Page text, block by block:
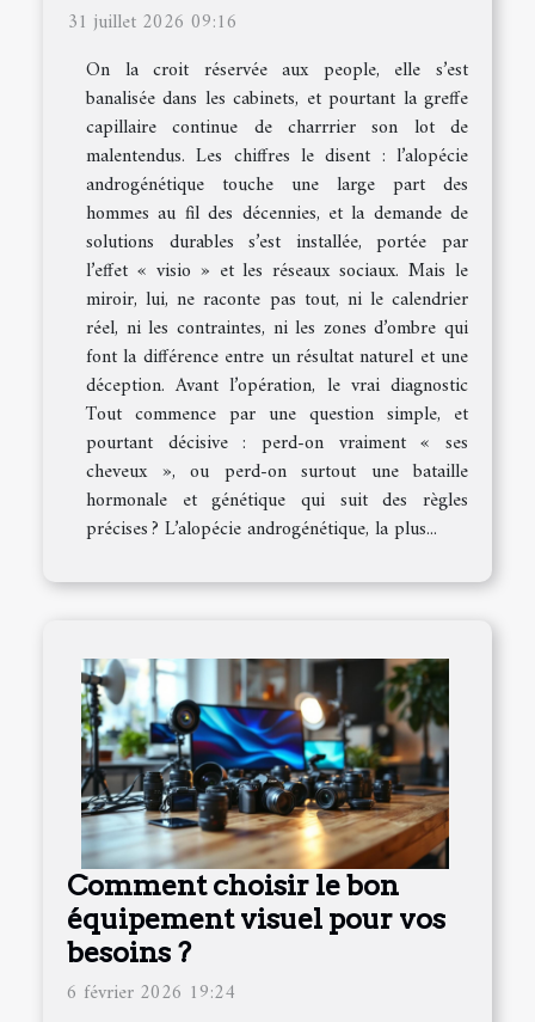
31 juillet 2026 09:16
On la croit réservée aux people, elle s’est
banalisée dans les cabinets, et pourtant la greffe
capillaire continue de charrrier son lot de
malentendus. Les chiffres le disent : l’alopécie
androgénétique touche une large part des
hommes au fil des décennies, et la demande de
solutions durables s’est installée, portée par
l’effet « visio » et les réseaux sociaux. Mais le
miroir, lui, ne raconte pas tout, ni le calendrier
réel, ni les contraintes, ni les zones d’ombre qui
font la différence entre un résultat naturel et une
déception. Avant l’opération, le vrai diagnostic
Tout commence par une question simple, et
pourtant décisive : perd-on vraiment « ses
cheveux », ou perd-on surtout une bataille
hormonale et génétique qui suit des règles
précises ? L’alopécie androgénétique, la plus...
Comment choisir le bon
équipement visuel pour vos
besoins ?
6 février 2026 19:24